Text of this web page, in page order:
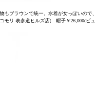
ブラウンで統一。水着が女っぽいので、
モリ 表参道ヒルズ店) 帽子￥26,000(ビュ